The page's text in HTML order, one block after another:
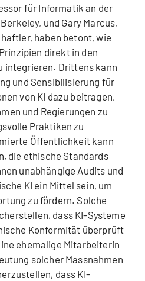
für Informatik an der
und Gary Marcus,
haben betont, wie
direkt in den
integrieren. Drittens kann
und Sensibilisierung für
von KI dazu beitragen,
und Regierungen zu
Praktiken zu
Öffentlichkeit kann
die ethische Standards
unabhängige Audits und
KI ein Mittel sein, um
zu fördern. Solche
dass KI-Systeme
Konformität überprüft
ehemalige Mitarbeiterin
solcher Massnahmen
dass KI-